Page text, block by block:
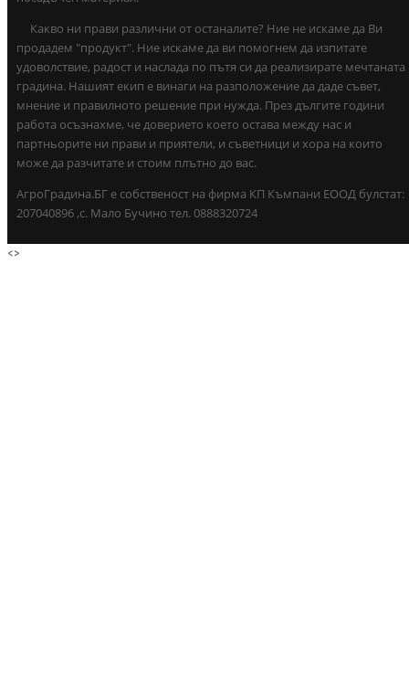
Какво ни прави различни от останалите? Ние не искаме да Ви
продадем "продукт". Ние искаме да ви помогнем да изпитате
удоволствие, радост и наслада по пътя си да реализирате мечтаната
градина. Нашият екип е винаги на разположение да даде съвет,
мнение и правилното решение при нужда. През дългите години
работа осъзнахме, че доверието което остава между нас и
партньорите ни прави и приятели, и съветници и хора на които
може да разчитате и стоим плътно до вас.
АгроГрадина.БГ е собственост на фирма КП Къмпани ЕООД булстат:
207040896 ,с. Мало Бучино тел. 0888320724
<>